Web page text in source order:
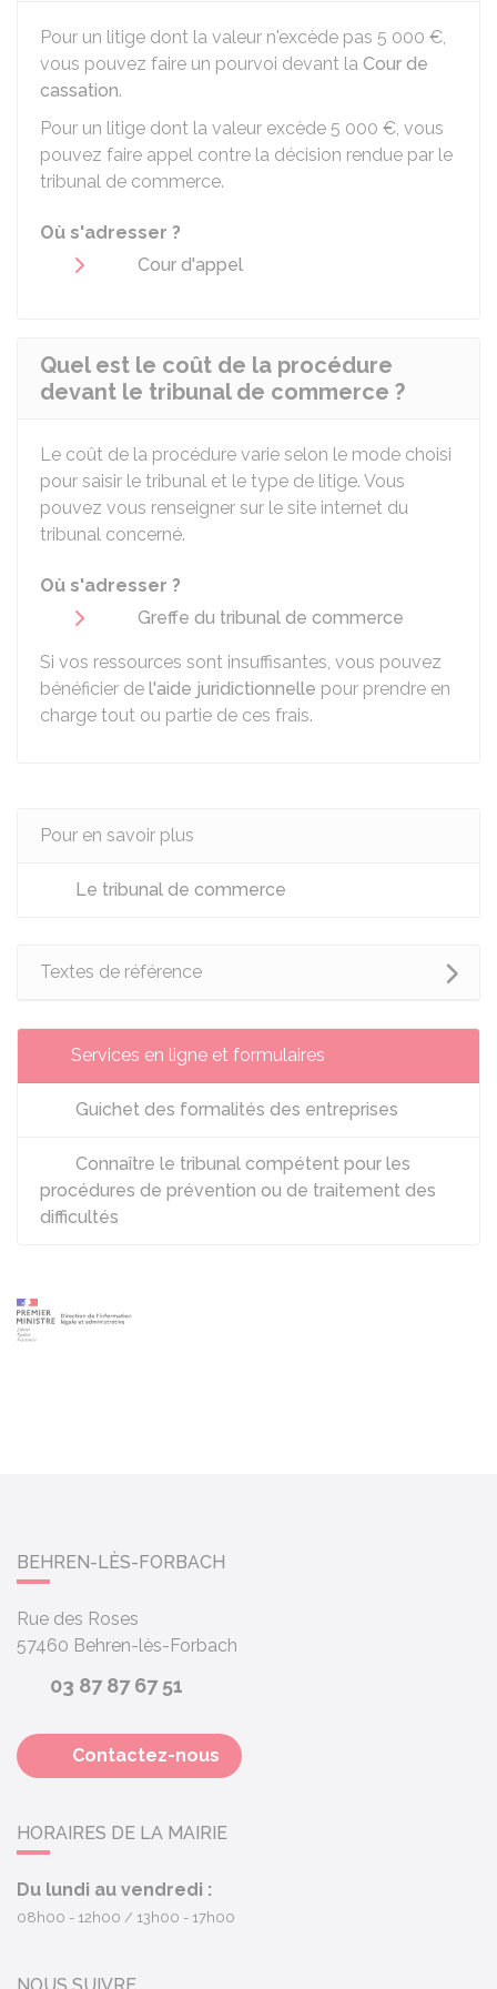
Pour un litige dont la valeur n'excède pas 5 000 €,
vous pouvez faire un pourvoi devant la Cour de
cassation.
Pour un litige dont la valeur excède 5 000 €, vous
pouvez faire appel contre la décision rendue par le
tribunal de commerce.
Où s'adresser ?
Cour d'appel
Quel est le coût de la procédure
devant le tribunal de commerce ?
Le coût de la procédure varie selon le mode choisi
pour saisir le tribunal et le type de litige. Vous
pouvez vous renseigner sur le site internet du
tribunal concerné.
Où s'adresser ?
Greffe du tribunal de commerce
Si vos ressources sont insuffisantes, vous pouvez
bénéficier de l'aide juridictionnelle pour prendre en
charge tout ou partie de ces frais.
Pour en savoir plus
Le tribunal de commerce
Textes de référence
Services en ligne et formulaires
Guichet des formalités des entreprises
Connaître le tribunal compétent pour les
procédures de prévention ou de traitement des
difficultés
BEHREN-LÈS-FORBACH
Rue des Roses
57460 Behren-lès-Forbach
03 87 87 67 51
Contactez-nous
HORAIRES DE LA MAIRIE
Du lundi au vendredi :
08h00 - 12h00 13h00 - 17h00
NOUS SUIVRE